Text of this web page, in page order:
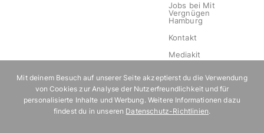
Jobs bei Mit
Vergnügen
Hamburg
Kontakt
Mediakit
Datenschutz
Willkommen im
Klub!
Mit deinem Besuch auf unserer Seite akzeptierst du die Verwendung
von Cookies zur Analyse der Nutzerfreundlichkeit und für
personalisierte Inhalte und Werbung. Weitere Informationen dazu
findest du in unseren Datenschutz-Richtlinien.